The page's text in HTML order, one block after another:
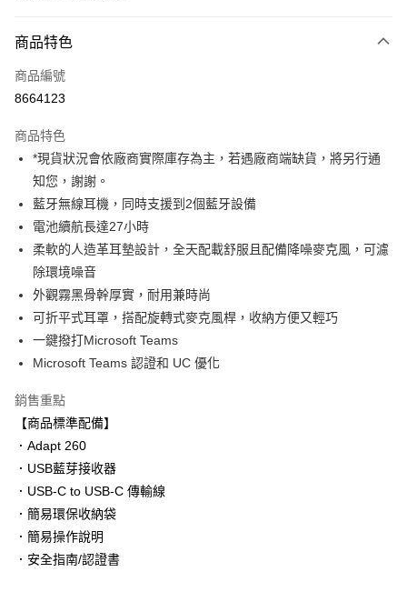
信用卡一次付款
信用卡分期付款
合作金庫商業銀行
華南商業銀行
彰化商業銀行
上海商業儲蓄銀行
國泰世華商業銀行
兆豐國際商業銀行
臺灣中小企業銀行
匯豐（台灣）商業銀行
華泰商業銀行
聯邦商業銀行
遠東國際商業銀行
元大商業銀行
玉山商業銀行
台新國際商業銀行
中國信託商業銀行
台灣樂天信用卡公司
6 期 0 利率 每期
華南商業銀行
上海商業儲蓄銀行
台北富邦商業銀行
國泰世華商業銀行
臺灣中小企業銀行
台中商業銀行
匯豐（台灣）商業銀行
聯邦商業銀行
元大商業銀行
玉山商業銀行
星展（台灣）商業銀行
台新國際商業銀行
台灣樂天信用卡公司
12 期 0 利率 每期 NT$580 21家銀行
合作金庫商業銀行
第一商業銀行
上海商業儲蓄銀行
國泰世華商業銀行
兆豐國際商業銀行
臺灣中小企業銀行
匯豐（台灣）商業銀行
聯邦商業銀行
遠東國際商業銀行
元大商業銀行
玉山商業銀行
台新國際商業銀行
超商取貨付款
LINE Pay
Apple Pay
街口支付
悠遊付
Google Pay
全支付
全盈+PAY
AFTEE先享後付
相關說明
【關於「AFTEE先享後付」】
AFTEE先享後付是「在收到商品之後才付款」的支付方式。 讓您購物簡單
１．簡單：不需註冊會員、不需綁卡、不需儲值。
ATM付款
商品特色
商品編號
8664123
商品特色
*現貨狀況會依廠商實際庫存為主，若遇廠商端缺貨，將另行通
知您，謝謝。
藍牙無線耳機，同時支援到2個藍牙設備
電池續航長達27小時
柔軟的人造革耳墊設計，全天配載舒服且配備降噪麥克風，可濾
除環境噪音
外觀霧黑骨幹厚實，耐用兼時尚
可折平式耳罩，搭配旋轉式麥克風桿，收納方便又輕巧
一鍵撥打Microsoft Teams
Microsoft Teams 認證和 UC 優化
銷售重點
【商品標準配備】
．Adapt 260
．USB藍芽接收器
．USB-C to USB-C 傳輸線
．簡易環保收納袋
．簡易操作說明
．安全指南/認證書